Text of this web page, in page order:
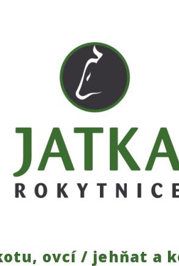
ovcí / jehňat a